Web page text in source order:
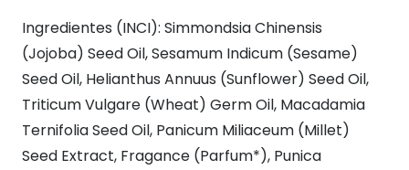
Ingredientes (INCI): Simmondsia Chinensis
(Jojoba) Seed Oil, Sesamum Indicum (Sesame)
Seed Oil, Helianthus Annuus (Sunflower) Seed Oil,
Triticum Vulgare (Wheat) Germ Oil, Macadamia
Ternifolia Seed Oil, Panicum Miliaceum (Millet)
Seed Extract, Fragance (Parfum*), Punica